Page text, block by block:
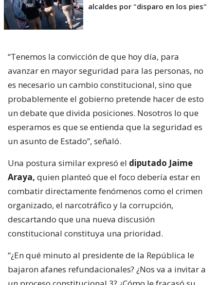
alcaldes por "disparo en los pies"
“Tenemos la convicción de que hoy día, para
avanzar en mayor seguridad para las personas, no
es necesario un cambio constitucional, sino que
probablemente el gobierno pretende hacer de esto
un debate que divida posiciones. Nosotros lo que
esperamos es que se entienda que la seguridad es
un asunto de Estado”, señaló.
Una postura similar expresó el diputado Jaime
Araya, quien planteó que el foco debería estar en
combatir directamente fenómenos como el crimen
organizado, el narcotráfico y la corrupción,
descartando que una nueva discusión
constitucional constituya una prioridad.
“¿En qué minuto al presidente de la República le
bajaron afanes refundacionales? ¿Nos va a invitar a